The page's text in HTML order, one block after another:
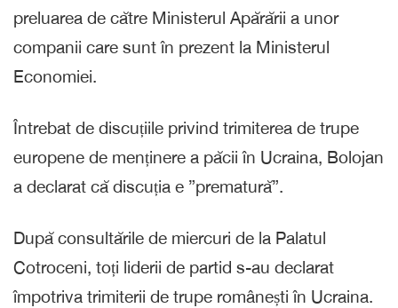
preluarea de către Ministerul Apărării a unor
companii care sunt în prezent la Ministerul
Economiei.
Întrebat de discuțiile privind trimiterea de trupe
europene de menținere a păcii în Ucraina, Bolojan
a declarat că discuția e ”prematură”.
După consultările de miercuri de la Palatul
Cotroceni, toți liderii de partid s-au declarat
împotriva trimiterii de trupe românești în Ucraina.